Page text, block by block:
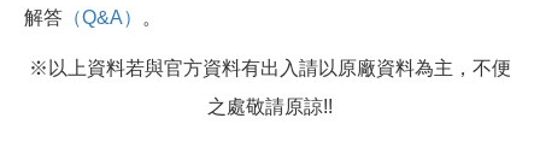
解答 （Q&A） 。
※以上資料若與官方資料有出入請以原廠資料為主，不便
之處敬請原諒!!